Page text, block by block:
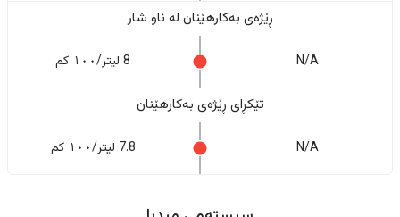
ڕێژەى بەکارهێنان له ناو شار
N/A 8 لیتر/١٠٠ کم
تێکڕای ڕێژەى بەکارهێنان
N/A 7.8 لیتر/١٠٠ کم